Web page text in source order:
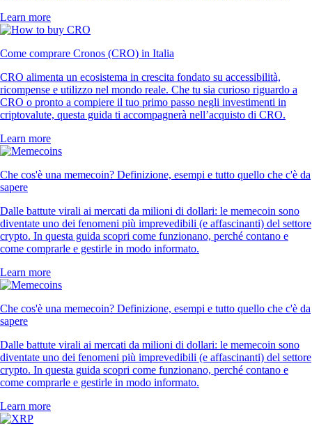
Learn more
Come comprare Cronos (CRO) in Italia
CRO alimenta un ecosistema in crescita fondato su accessibilità,
ricompense e utilizzo nel mondo reale. Che tu sia curioso riguardo a
CRO o pronto a compiere il tuo primo passo negli investimenti in
criptovalute, questa guida ti accompagnerà nell’acquisto di CRO.
Learn more
Che cos'è una memecoin? Definizione, esempi e tutto quello che c'è da
sapere
Dalle battute virali ai mercati da milioni di dollari: le memecoin sono
diventate uno dei fenomeni più imprevedibili (e affascinanti) del settore
crypto. In questa guida scopri come funzionano, perché contano e
come comprarle e gestirle in modo informato.
Learn more
Che cos'è una memecoin? Definizione, esempi e tutto quello che c'è da
sapere
Dalle battute virali ai mercati da milioni di dollari: le memecoin sono
diventate uno dei fenomeni più imprevedibili (e affascinanti) del settore
crypto. In questa guida scopri come funzionano, perché contano e
come comprarle e gestirle in modo informato.
Learn more